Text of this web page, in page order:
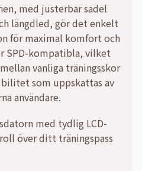
med justerbar sadel
längdled, gör det enkelt
för maximal komfort och
SPD-kompatibla, vilket
vanliga träningsskor
som uppskattas av
användare.
med tydlig LCD-
över ditt träningspass